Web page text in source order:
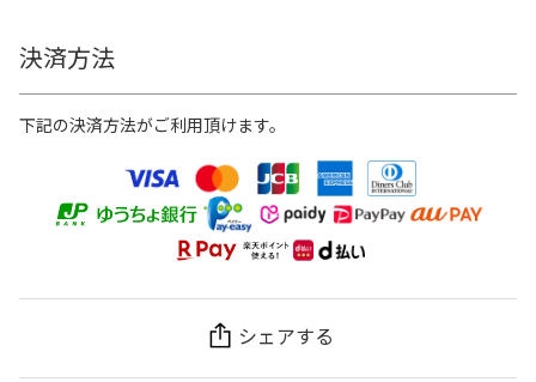
決済方法
下記の決済方法がご利用頂けます。
シェアする